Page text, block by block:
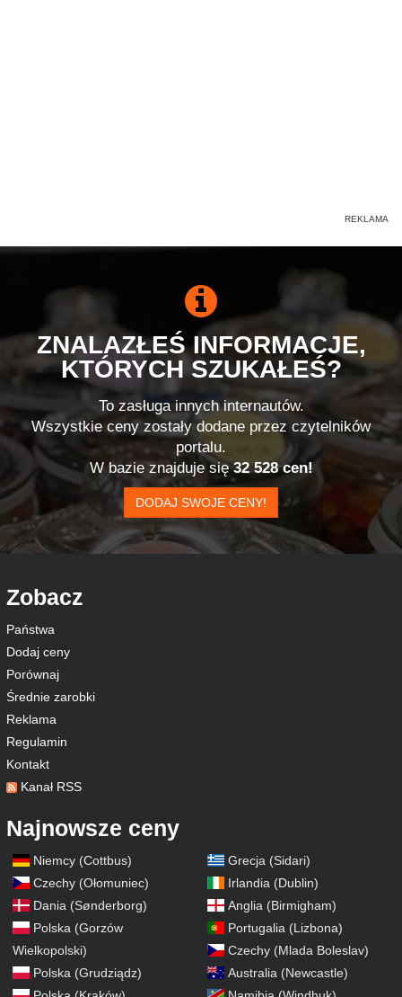
ZNALAZŁEŚ INFORMACJE,
KTÓRYCH SZUKAŁEŚ?
To zasługa innych internautów.
Wszystkie ceny zostały dodane przez czytelników
portalu.
W bazie znajduje się32 528 cen!
DODAJ SWOJE CENY!
Zobacz
Państwa
Dodaj ceny
Porównaj
Średnie zarobki
Reklama
Regulamin
Kontakt
Kanał RSS
Najnowsze ceny
Niemcy (Cottbus)
Czechy (Ołomuniec)
Dania (Sønderborg)
Polska (Gorzów
Wielkopolski)
Polska (Grudziądz)
Grecja (Sidari)
Irlandia (Dublin)
Anglia (Birmigham)
Portugalia (Lizbona)
Czechy (Mlada Boleslav)
Australia (Newcastle)